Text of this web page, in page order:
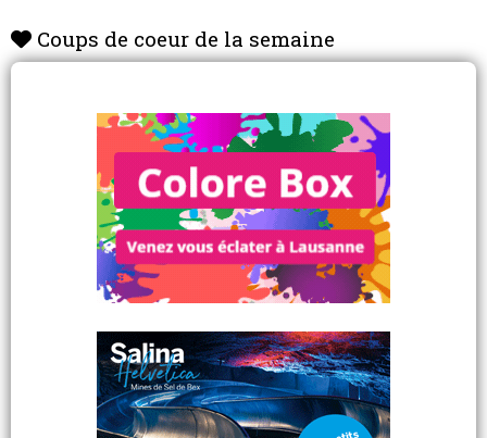
Coups de coeur de la semaine